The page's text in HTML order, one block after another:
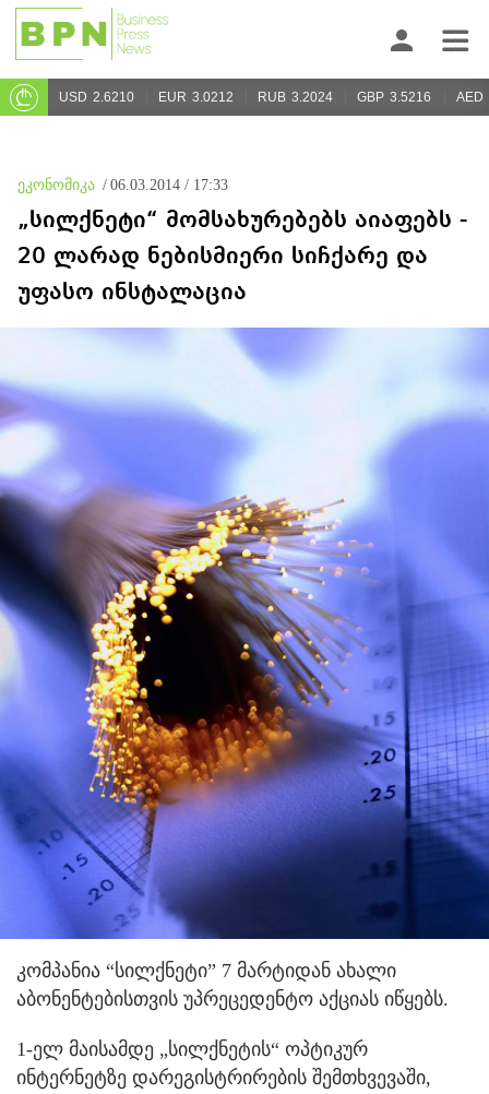
USD 2.6210 EUR 3.0212 RUB 3.2024 GBP 3.5216 AED
ეკონომიკა / 06.03.2014 / 17:33
„სილქნეტი“ მომსახურებებს აიაფებს -
20 ლარად ნებისმიერი სიჩქარე და
უფასო ინსტალაცია
კომპანია “სილქნეტი” 7 მარტიდან ახალი
აბონენტებისთვის უპრეცედენტო აქციას იწყებს.
1-ელ მაისამდე „სილქნეტის“ ოპტიკურ
ინტერნეტზე დარეგისტრირების შემთხვევაში,